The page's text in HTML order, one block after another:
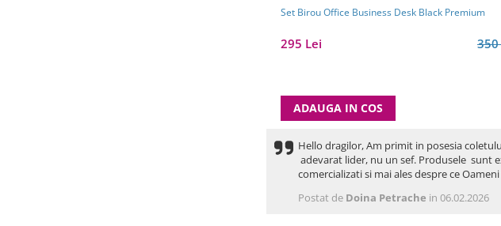
Set Birou Office Business Desk Black Premium
295 Lei
ADAUGA IN COS
Hello dragilor, Am primit in posesia
adevarat lider, nu un sef. Produsele sunt
comercializati si mai ales despre ce
Postat de Doina Petrache in 06.02.2026